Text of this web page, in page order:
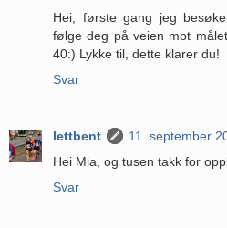
Hei, første gang jeg
følge deg på veien mot
40:) Lykke til, dette klarer du!
Svar
lettbent
11. september
Hei Mia, og tusen takk for
Svar